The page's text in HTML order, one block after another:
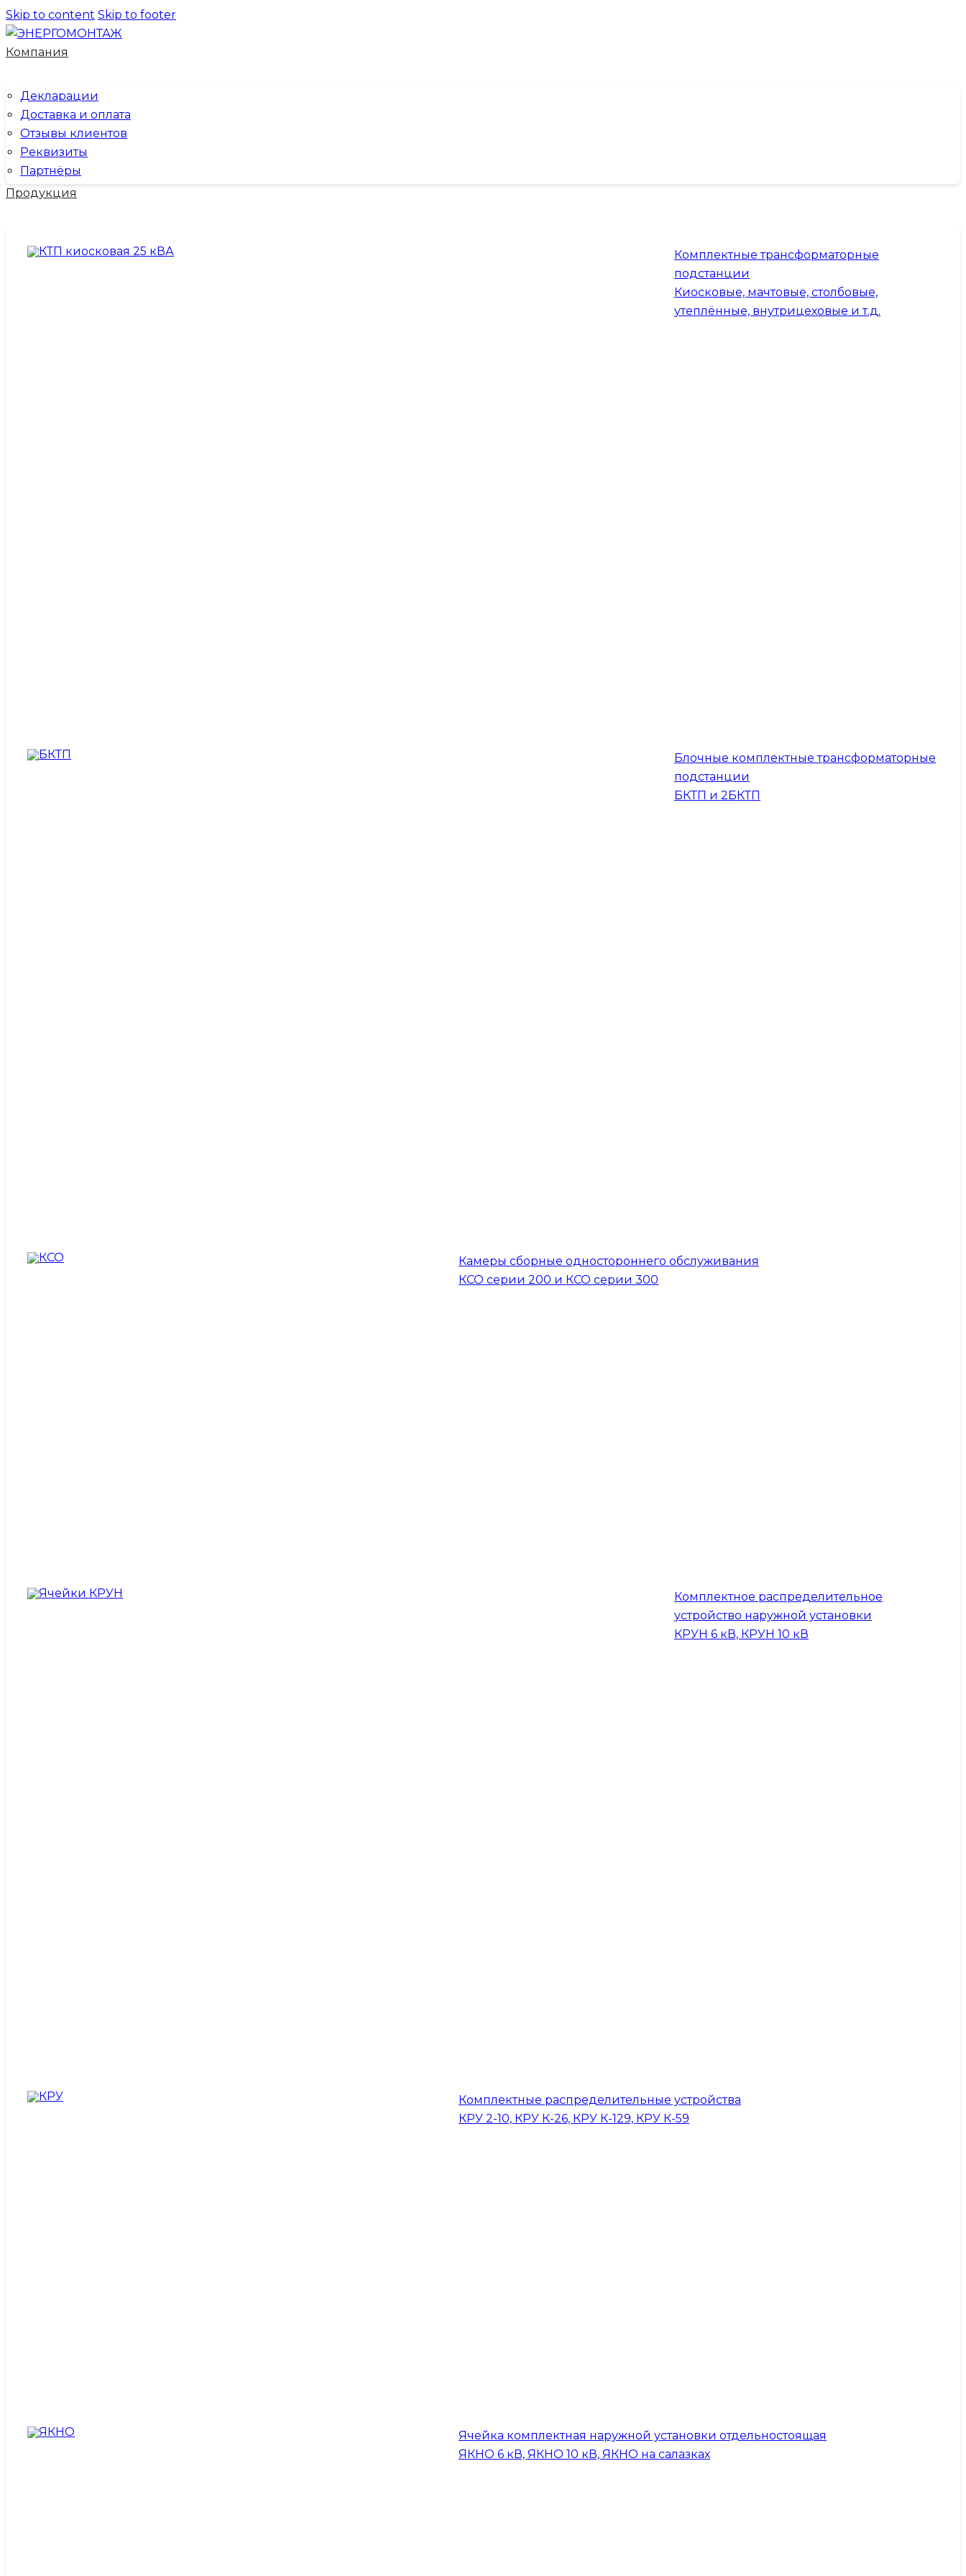
Skip to content Skip to footer
Компания
Декларации
Доставка и оплата
Отзывы клиентов
Реквизиты
Партнёры
Продукция
Комплектные трансформаторные
подстанции
Киосковые, мачтовые, столбовые,
утеплённые, внутрицеховые и т.д.
Блочные комплектные трансформаторные
подстанции
БКТП и 2БКТП
Камеры сборные одностороннего обслуживания
КСО серии 200 и КСО серии 300
Комплектное распределительное
устройство наружной установки
КРУН 6 кВ, КРУН 10 кВ
Комплектные распределительные устройства
КРУ 2-10, КРУ К-26, КРУ К-129, КРУ К-59
Ячейка комплектная наружной установки отдельностоящая
ЯКНО 6 кВ, ЯКНО 10 кВ, ЯКНО на салазках